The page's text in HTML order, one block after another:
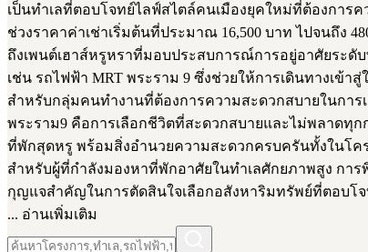
เป็นทำเลที่ตอบโจทย์ไลฟ์สไตล์คนเมืองยุคใหม่ที่ต้องการ
ช่วงราคาค่าเช่าเริ่มต้นที่ประมาณ 16,500 บาท ไปจนถึง
ถึงเพนต์เฮาส์หรูหราที่มอบประสบการณ์การอยู่อาศัยระดั
เช่น รถไฟฟ้า MRT พระราม 9 ซึ่งช่วยให้การเดินทางเข้
สำหรับกลุ่มคนทำงานที่ต้องการความสะดวกสบายในการ
พระราม9 คือการเลือกชีวิตที่สะดวกสบายและไม่พลาดทุก
ที่พักสุดหรู พร้อมสิ่งอำนวยความสะดวกครบครันทั้งในโ
สำหรับผู้ที่กำลังมองหาที่พักอาศัยในทำเลศักยภาพสูง กา
กุญแจสำคัญในการตัดสินใจเลือกอสังหาริมทรัพย์ที่ตอบโจ
... อ่านเพิ่มเติม